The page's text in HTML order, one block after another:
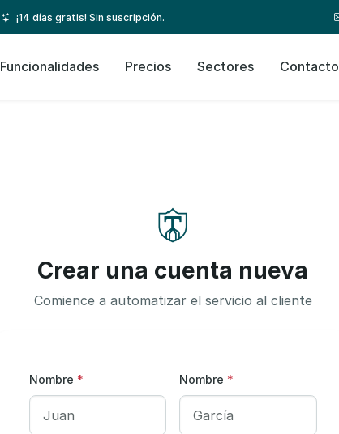
¡14 días gratis! Sin suscripción.
Funcionalidades Precios Sectores Contacto
Crear una cuenta nueva
Comience a automatizar el servicio al cliente
Nombre * Nombre *